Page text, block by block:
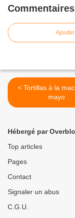
Commentaires
< Tortillas à la macédoine
mayo
Hébergé par
Top articles
Pages
Contact
Signaler un abus
C.G.U.